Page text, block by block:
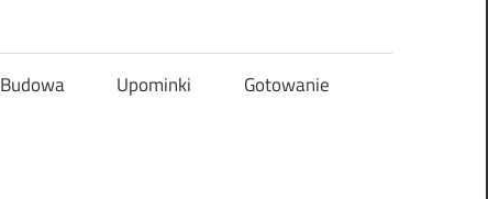
Budowa Upominki Gotowanie